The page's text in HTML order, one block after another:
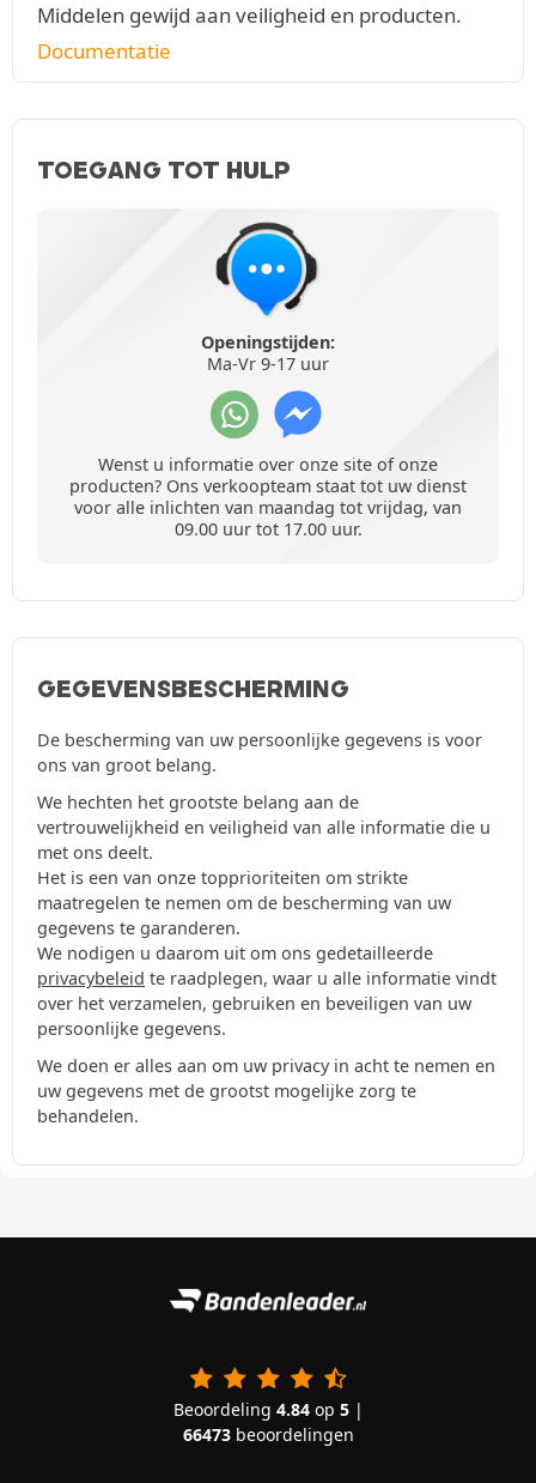
Middelen gewijd aan veiligheid en producten.
Documentatie
TOEGANG TOT HULP
Openingstijden:
Ma-Vr 9-17 uur
Wenst u informatie over onze site of onze
producten? Ons verkoopteam staat tot uw dienst
voor alle inlichten van maandag tot vrijdag, van
09.00 uur tot 17.00 uur.
GEGEVENSBESCHERMING
De bescherming van uw persoonlijke gegevens is voor
ons van groot belang.
We hechten het grootste belang aan de
vertrouwelijkheid en veiligheid van alle informatie die u
met ons deelt.
Het is een van onze topprioriteiten om strikte
maatregelen te nemen om de bescherming van uw
gegevens te garanderen.
We nodigen u daarom uit om ons gedetailleerde
privacybeleid te raadplegen, waar u alle informatie vindt
over het verzamelen, gebruiken en beveiligen van uw
persoonlijke gegevens.
We doen er alles aan om uw privacy in acht te nemen en
uw gegevens met de grootst mogelijke zorg te
behandelen.
Beoordeling 4.84op 5|
66473beoordelingen